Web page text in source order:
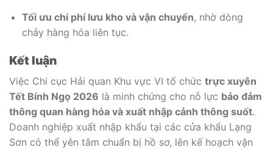
Tối ưu chi phí lưu kho và vận chuyển, nhờ dòng
chảy hàng hóa liên tục.
Kết luận
Việc Chi cục Hải quan Khu vực VI tổ chức trực xuyên
Tết Bính Ngọ 2026 là minh chứng cho nỗ lực bảo đảm
thông quan hàng hóa và xuất nhập cảnh thông suốt.
Doanh nghiệp xuất nhập khẩu tại các cửa khẩu Lạng
Sơn có thể yên tâm chuẩn bị hồ sơ, lên kế hoạch vận